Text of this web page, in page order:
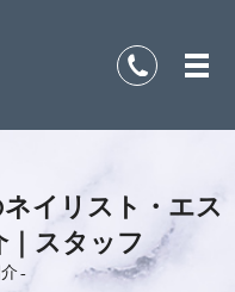
イリスト・エス
スタッフ